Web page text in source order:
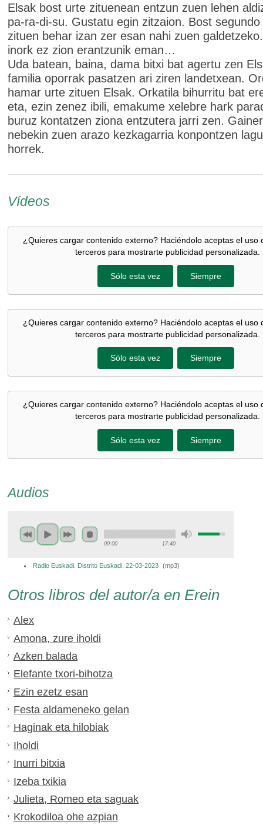
Elsak bost urte zituenean entzun zuen lehen
pa-ra-di-su. Gustatu egin zitzaion. Bost
zituen behar izan zer esan nahi zuen
inork ez zion erantzunik eman…
Uda batean, baina, dama bitxi bat agertu zen
familia oporrak pasatzen ari ziren landetxean.
hamar urte zituen Elsak. Orkatila bihurritu bat
eta, ezin zenez ibili, emakume xelebre hark
buruz kontatzen ziona entzutera jarri zen.
nebekin zuen arazo kezkagarria konpontzen
horrek.
Vídeos
¿Quieres cargar contenido externo? Haciéndolo aceptas el uso
terceros para mostrarte publicidad personalizada.
Sólo esta vez Siempre
¿Quieres cargar contenido externo? Haciéndolo aceptas el uso
terceros para mostrarte publicidad personalizada.
Sólo esta vez Siempre
¿Quieres cargar contenido externo? Haciéndolo aceptas el uso
terceros para mostrarte publicidad personalizada.
Sólo esta vez Siempre
Audios
00:00 17:40
Radio Euskadi. Distrito Euskadi. 22-03-2023 (mp3)
Otros libros del autor/a en Erein
Alex
Amona, zure iholdi
Azken balada
Elefante txori-bihotza
Ezin ezetz esan
Festa aldameneko gelan
Haginak eta hilobiak
Iholdi
Inurri bitxia
Izeba txikia
Julieta, Romeo eta saguak
Krokodiloa ohe azpian